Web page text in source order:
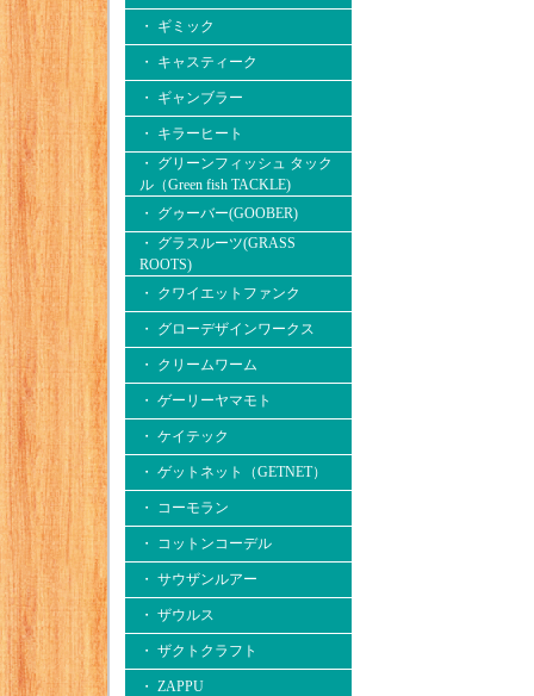
・ ギミック
・ キャスティーク
・ ギャンブラー
・ キラーヒート
・ グリーンフィッシュ タック
ル（Green fish TACKLE)
・ グゥーバー(GOOBER)
・ グラスルーツ(GRASS
ROOTS)
・ クワイエットファンク
・ グローデザインワークス
・ クリームワーム
・ ゲーリーヤマモト
・ ケイテック
・ ゲットネット（GETNET）
・ コーモラン
・ コットンコーデル
・ サウザンルアー
・ ザウルス
・ ザクトクラフト
・ ZAPPU